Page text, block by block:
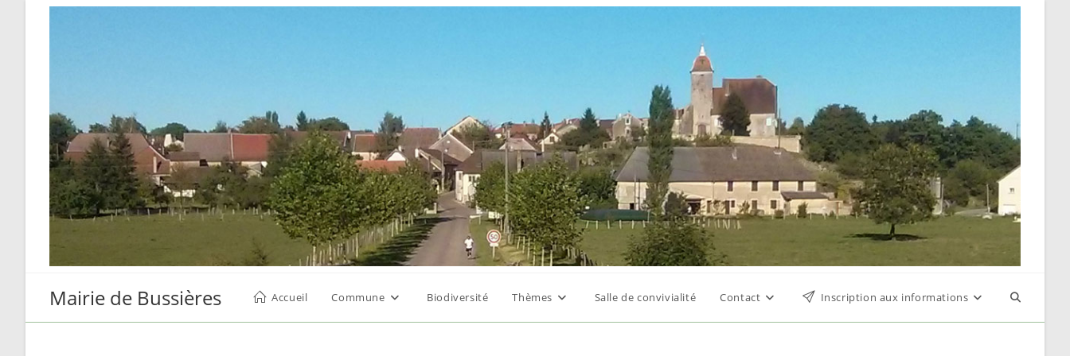
Mairie de Bussières Accueil Commune Biodiversité Thèmes Salle de convivialité Contact Inscription aux informations Toggle